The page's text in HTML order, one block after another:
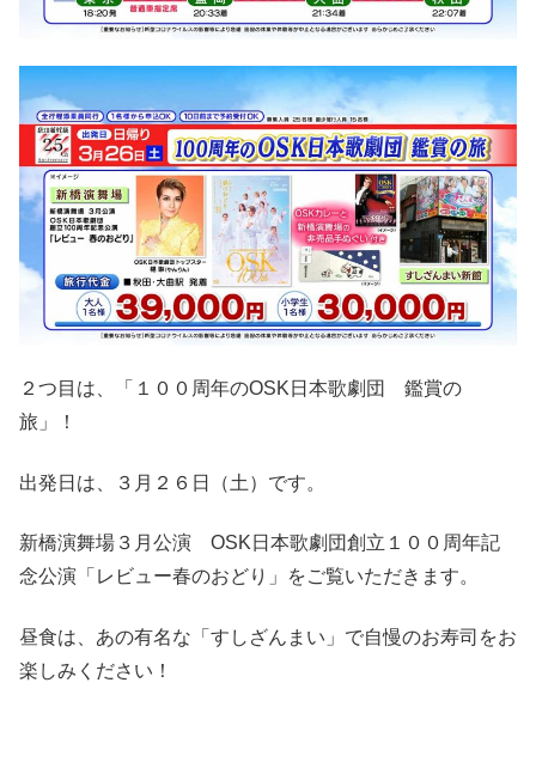
２つ目は、「１００周年のOSK日本歌劇団 鑑賞の
旅」！
出発日は、３月２６日（土）です。
新橋演舞場３月公演 OSK日本歌劇団創立１００周年記
念公演「レビュー春のおどり」をご覧いただきます。
昼食は、あの有名な「すしざんまい」で自慢のお寿司をお
楽しみください！